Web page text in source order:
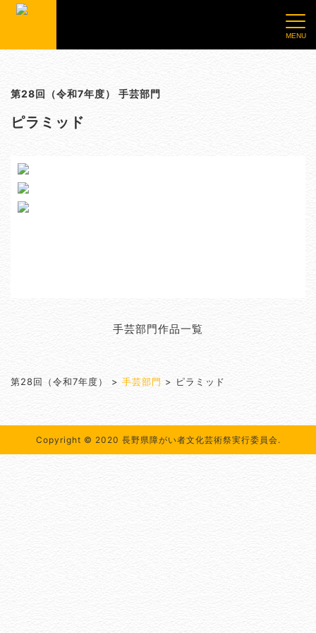
第28回（令和7年度） 手芸部門
ピラミッド
手芸部門作品一覧
第28回（令和7年度） > 手芸部門 > ピラミッド
Copyright © 2020 長野県障がい者文化芸術祭実行委員会.